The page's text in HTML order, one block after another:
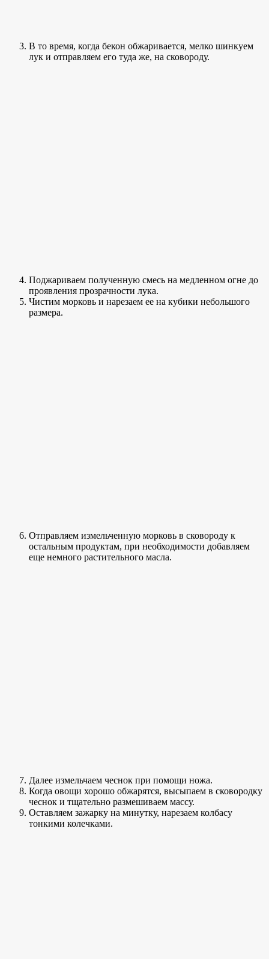
В то время, когда бекон обжаривается, мелко шинкуем
лук и отправляем его туда же, на сковороду.
Поджариваем полученную смесь на медленном огне до
проявления прозрачности лука.
Чистим морковь и нарезаем ее на кубики небольшого
размера.
Отправляем измельченную морковь в сковороду к
остальным продуктам, при необходимости добавляем
еще немного растительного масла.
Далее измельчаем чеснок при помощи ножа.
Когда овощи хорошо обжарятся, высыпаем в сковородку
чеснок и тщательно размешиваем массу.
Оставляем зажарку на минутку, нарезаем колбасу
тонкими колечками.